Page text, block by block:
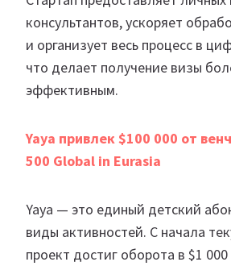
консультантов, ускоряет
и организует весь процесс в
что делает получение визы
эффективным.
Yaya привлек $100 000 от
500 Global in Eurasia
Yaya — это единый детский
виды активностей. С начала
проект достиг оборота в $1